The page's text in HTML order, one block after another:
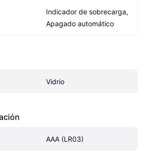
Indicador de sobrecarga,
Apagado automático
Vidrio
AAA (LR03)